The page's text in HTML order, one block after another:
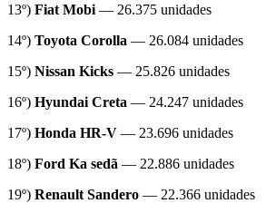
13º) Fiat Mobi — 26.375 unidades
14º) Toyota Corolla — 26.084 unidades
15º) Nissan Kicks — 25.826 unidades
16º) Hyundai Creta — 24.247 unidades
17º) Honda HR-V — 23.696 unidades
18º) Ford Ka sedã — 22.886 unidades
19º) Renault Sandero — 22.366 unidades